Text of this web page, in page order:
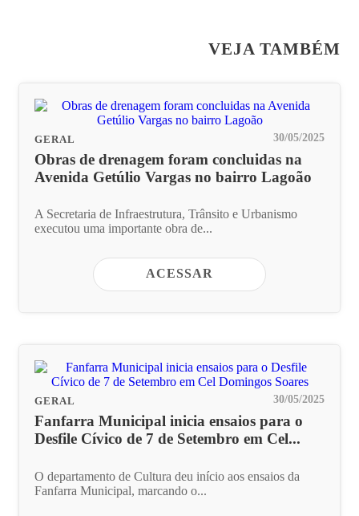
VEJA TAMBÉM
GERAL 30/05/2025
Obras de drenagem foram concluidas na
Avenida Getúlio Vargas no bairro Lagoão
A Secretaria de Infraestrutura, Trânsito e Urbanismo
executou uma importante obra de...
ACESSAR
GERAL 30/05/2025
Fanfarra Municipal inicia ensaios para o
Desfile Cívico de 7 de Setembro em Cel...
O departamento de Cultura deu início aos ensaios da
Fanfarra Municipal, marcando o...